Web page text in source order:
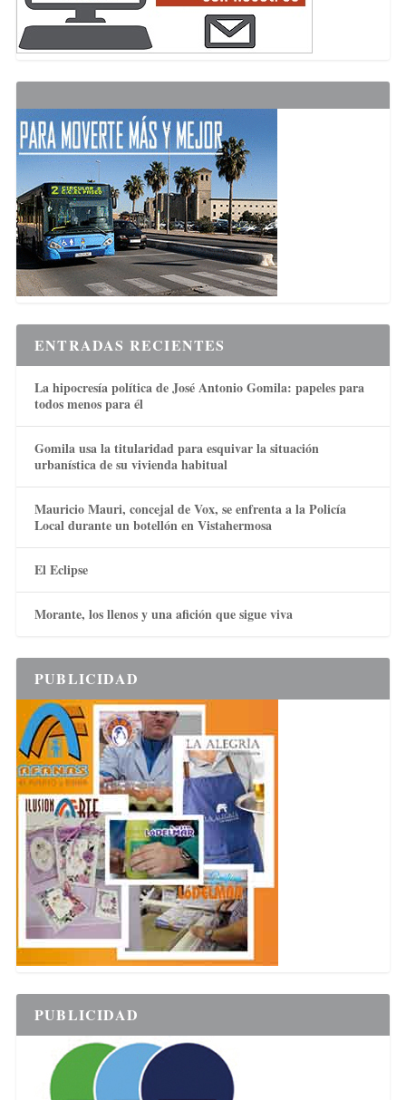
ENTRADAS RECIENTES
La hipocresía política de José Antonio Gomila: papeles para
todos menos para él
Gomila usa la titularidad para esquivar la situación
urbanística de su vivienda habitual
Mauricio Mauri, concejal de Vox, se enfrenta a la Policía
Local durante un botellón en Vistahermosa
El Eclipse
Morante, los llenos y una afición que sigue viva
PUBLICIDAD
PUBLICIDAD